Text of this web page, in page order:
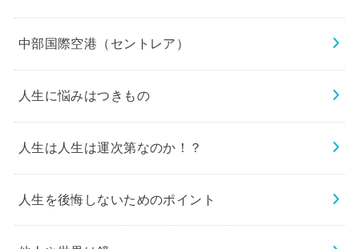
中部国際空港（セントレア）
人生に悩みはつきもの
人生は人生は運次第なのか！？
人生を後悔しないためのポイント